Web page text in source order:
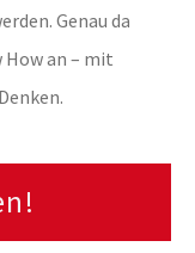
Genau da
How an – mit